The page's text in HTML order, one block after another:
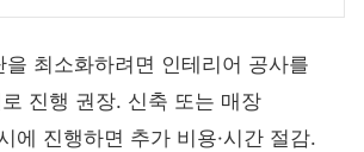
최소화하려면 인테리어 공사를
로 진행 권장. 신축 또는 매장
에 진행하면 추가 비용·시간 절감.